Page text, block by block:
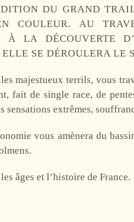
DU GRAND
COULEUR. AU
À LA DÉCOUVERTE
SE DÉROULERA LE
majestueux terrils, vous
fait de single race, de
sensations extrêmes,
vous amènera du
âges et l’histoire de France.